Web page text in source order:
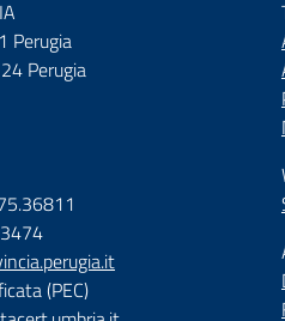
Perugia
Perugia
(PEC)